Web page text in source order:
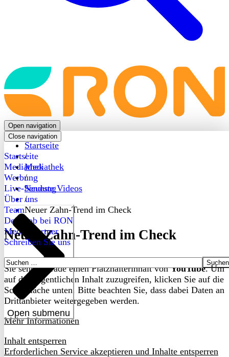
Back
to
frontpage
Open navigation
Close navigation
Startseite
Mediathek
Werbung
Live-Sendung
Über uns
Open submenu
Team
Dein Job bei RON
Medienpartner
Schreiben Sie uns
Suchen
nach:
Startseite
/
Mediathek
/
Neueste Videos
/
Neuer Zahn-Trend im Check
Neuer Zahn-Trend im Check
Sie sehen gerade einen Platzhalterinhalt vonYouTube. Um
auf den eigentlichen Inhalt zuzugreifen, klicken Sie auf die
Schaltfläche unten. Bitte beachten Sie, dass dabei Daten an
Drittanbieter weitergegeben werden.
Mehr Informationen
Inhalt entsperren
Erforderlichen Service akzeptieren und Inhalte entsperren